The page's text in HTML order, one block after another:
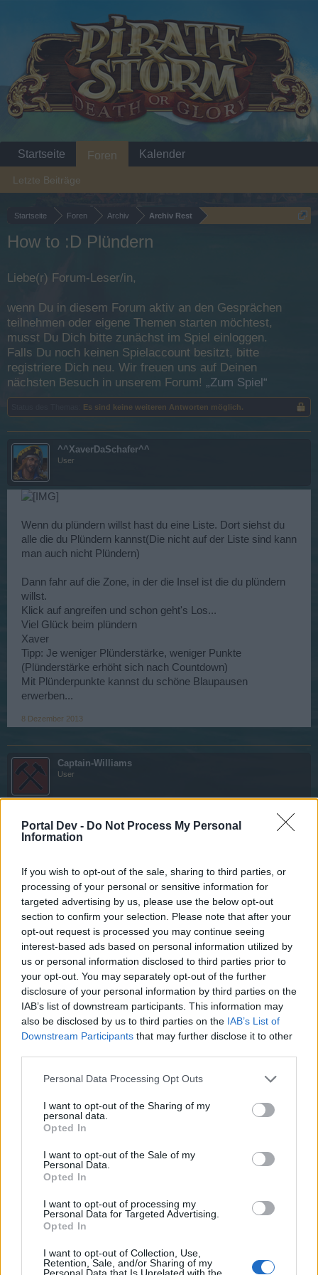
Portal Dev - Do Not Process My Personal
Information
If you wish to opt-out of the sale, sharing to third parties, or
processing of your personal or sensitive information for
targeted advertising by us, please use the below opt-out
section to confirm your selection. Please note that after your
opt-out request is processed you may continue seeing
interest-based ads based on personal information utilized by
us or personal information disclosed to third parties prior to
your opt-out. You may separately opt-out of the further
disclosure of your personal information by third parties on the
IAB’s list of downstream participants. This information may
also be disclosed by us to third parties on the IAB’s List of
Downstream Participants that may further disclose it to other
Personal Data Processing Opt Outs
I want to opt-out of the Sharing of my
personal data.
Opted In
I want to opt-out of the Sale of my
Personal Data.
Opted In
I want to opt-out of processing my
Personal Data for Targeted Advertising.
Opted In
I want to opt-out of Collection, Use,
Retention, Sale, and/or Sharing of my
Personal Data that Is Unrelated with the
Startseite Foren Archiv Archiv Rest
How to :D Plündern
Liebe(r) Forum-Leser/in,
wenn Du in diesem Forum aktiv an den Gesprächen
teilnehmen oder eigene Themen starten möchtest,
musst Du Dich bitte zunächst im Spiel einloggen.
Falls Du noch keinen Spielaccount besitzt, bitte
registriere Dich neu. Wir freuen uns auf Deinen
nächsten Besuch in unserem Forum! „Zum Spiel“
Es sind keine weiteren Antworten möglich.
^^XaverDaSchafer^^
User
Wenn du plündern willst hast du eine Liste. Dort siehst du
alle die du Plündern kannst(Die nicht auf der Liste sind kann
man auch nicht Plündern)
Dann fahr auf die Zone, in der die Insel ist die du plündern
willst.
Klick auf angreifen und schon geht's Los...
Viel Glück beim plündern
Xaver
Tipp: Je weniger Plünderstärke, weniger Punkte
(Plünderstärke erhöht sich nach Countdown)
Mit Plünderpunkte kannst du schöne Blaupausen
erwerben...
8 Dezember 2013
Captain-Williams
User
8 Dezember 2013
^^XaverDaSchafer^^
User
8 Dezember 2013
Captain-Williams
User
Zitat von ^^XaverDaSchafer^^: ↑
8 Dezember 2013
^^XaverDaSchafer^^
User
draufklicken
8 Dezember 2013
Startseite Foren
Letzte Beiträge
Kalender